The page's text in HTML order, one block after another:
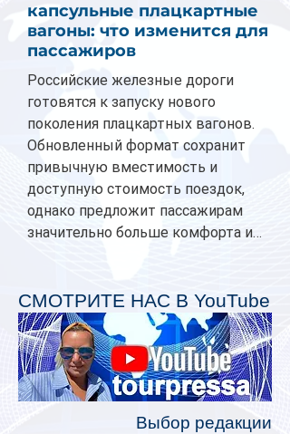
капсульные плацкартные
вагоны: что изменится для
пассажиров
Российские железные дороги
готовятся к запуску нового
поколения плацкартных вагонов.
Обновленный формат сохранит
привычную вместимость и
доступную стоимость поездок,
однако предложит пассажирам
значительно больше комфорта и
планируется начать в 2027 году.
Одним из главных нововведений
станут индивидуальные шторки у
каждого спального места. Они
позволят пассажирам закрыть свою
полку во время сна или отдыха,
СМОТРИТЕ НАС В YouTube
Выбор редакции